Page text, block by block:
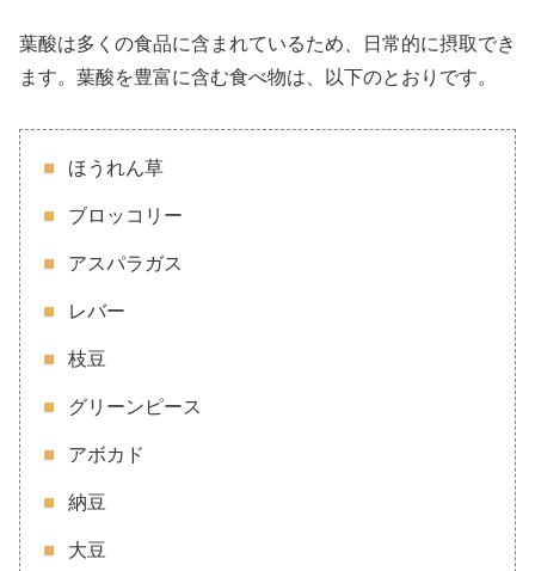
葉酸は多くの食品に含まれているため、日常的に摂取でき
ます。葉酸を豊富に含む食べ物は、以下のとおりです。
ほうれん草
ブロッコリー
アスパラガス
レバー
枝豆
グリーンピース
アボカド
納豆
大豆